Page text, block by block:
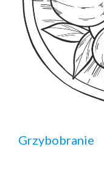
Grzybobranie